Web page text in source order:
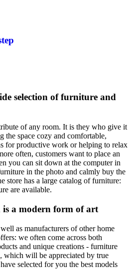
selection of furniture and
of any room. It is they who give it
the space cozy and comfortable,
for productive work or helping to relax
often, customers want to place an
you can sit down at the computer in
in the photo and calmly buy the
store has a large catalog of furniture:
are available.
a modern form of art
as manufacturers of other home
we often come across both
and unique creations - furniture
which will be appreciated by true
selected for you the best models